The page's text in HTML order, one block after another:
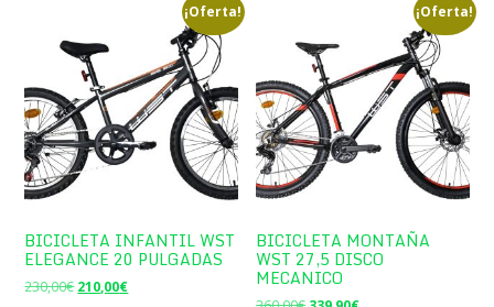
¡Oferta!
BICICLETA INFANTIL WST
ELEGANCE 20 PULGADAS
230,00€ El
210,00€El
¡Oferta!
BICICLETA MONTAÑA
WST 27,5 DISCO
MECANICO
El
El